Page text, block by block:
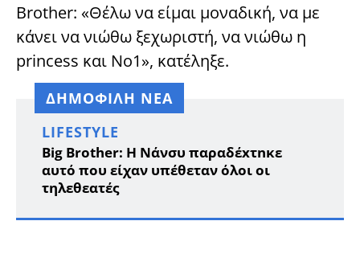
Brother: «Θέλω να είμαι μοναδική, να με
κάνει να νιώθω ξεχωριστή, να νιώθω η
princess και No1», κατέληξε.
ΔΗΜΟΦΙΛΗ ΝΕΑ
LIFESTYLE
Big Brother: Η Νάνσυ παραδέxτnκε
αυτό που είχαν υπέθεταν όλοι οι
τηλεθεατές